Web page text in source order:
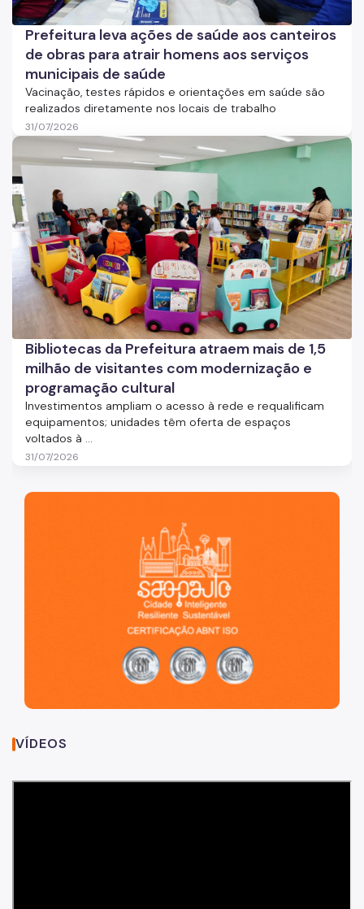
Prefeitura leva ações de saúde aos canteiros
de obras para atrair homens aos serviços
municipais de saúde
Vacinação, testes rápidos e orientações em saúde são
realizados diretamente nos locais de trabalho
31/07/2026
Bibliotecas da Prefeitura atraem mais de 1,5 milhão de
Imagem de notícia
Bibliotecas da Prefeitura atraem mais de 1,5
milhão de visitantes com modernização e
programação cultural
Investimentos ampliam o acesso à rede e requalificam
equipamentos; unidades têm oferta de espaços
voltados à ...
31/07/2026
São Paulo, cidade inteligente, resiliente e sustentável
VÍDEOS